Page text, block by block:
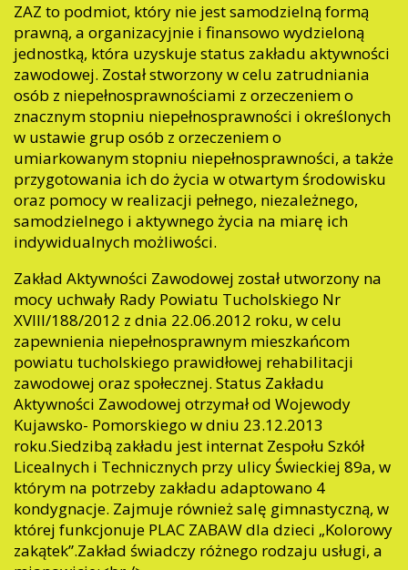
ZAZ to podmiot, który nie jest samodzielną formą
prawną, a organizacyjnie i finansowo wydzieloną
jednostką, która uzyskuje status zakładu aktywności
zawodowej. Został stworzony w celu zatrudniania
osób z niepełnosprawnościami z orzeczeniem o
znacznym stopniu niepełnosprawności i określonych
w ustawie grup osób z orzeczeniem o
umiarkowanym stopniu niepełnosprawności, a także
przygotowania ich do życia w otwartym środowisku
oraz pomocy w realizacji pełnego, niezależnego,
samodzielnego i aktywnego życia na miarę ich
indywidualnych możliwości.
Zakład Aktywności Zawodowej został utworzony na
mocy uchwały Rady Powiatu Tucholskiego Nr
XVIII/188/2012 z dnia 22.06.2012 roku, w celu
zapewnienia niepełnosprawnym mieszkańcom
powiatu tucholskiego prawidłowej rehabilitacji
zawodowej oraz społecznej. Status Zakładu
Aktywności Zawodowej otrzymał od Wojewody
Kujawsko- Pomorskiego w dniu 23.12.2013
roku.Siedzibą zakładu jest internat Zespołu Szkół
Licealnych i Technicznych przy ulicy Świeckiej 89a, w
którym na potrzeby zakładu adaptowano 4
kondygnacje. Zajmuje również salę gimnastyczną, w
której funkcjonuje PLAC ZABAW dla dzieci „Kolorowy
zakątek”.Zakład świadczy różnego rodzaju usługi, a